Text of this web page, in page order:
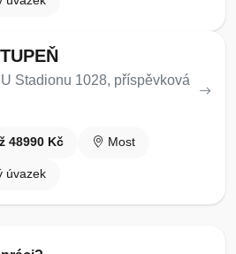
Stadionu 1028, příspěvková
48990 Kč Most
úvazek